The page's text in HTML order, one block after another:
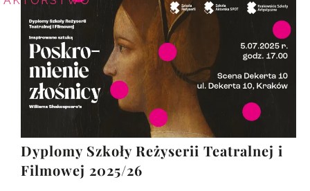
Dyplomy Szkoły Reżyserii Teatralnej i
Filmowej 2025/26